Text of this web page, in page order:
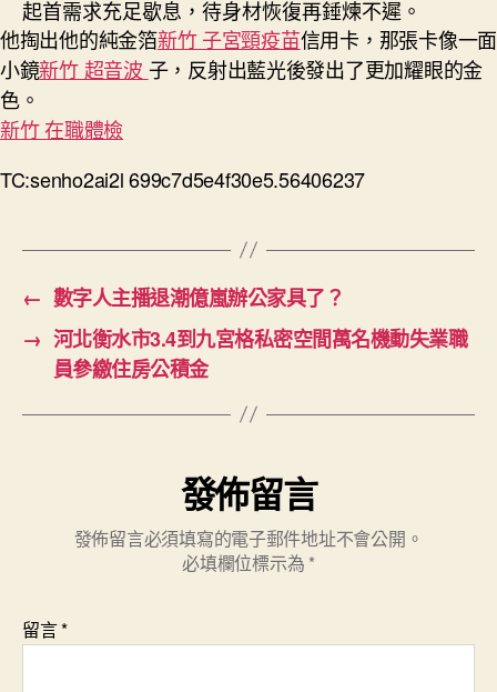
起首需求充足歇息，待身材恢復再錘煉不遲。
他掏出他的純金箔新竹 子宮頸疫苗信用卡，那張卡像一面
小鏡新竹 超音波 子，反射出藍光後發出了更加耀眼的金
色。
新竹 在職體檢
TC:senho2ai2l 699c7d5e4f30e5.56406237
← 數字人主播退潮億嵐辦公家具了？
→ 河北衡水市3.4到九宮格私密空間萬名機動失業職
員參繳住房公積金
發佈留言
發佈留言必須填寫的電子郵件地址不會公開。
必填欄位標示為 *
留言*